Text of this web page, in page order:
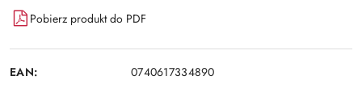
Pobierz produkt do PDF
EAN: 0740617334890